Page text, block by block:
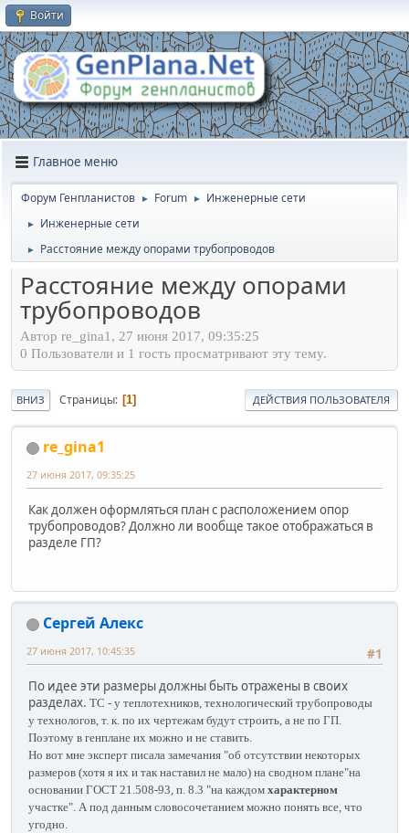
Войти
Главное меню
Форум Генпланистов ► Forum ► Инженерные сети
► Инженерные сети
► Расстояние между опорами трубопроводов
Расстояние между опорами
трубопроводов
Автор re_gina1, 27 июня 2017, 09:35:25
0 Пользователи и 1 гость просматривают эту тему.
ВНИЗ Страницы 1 ДЕЙСТВИЯ ПОЛЬЗОВАТЕЛЯ
re_gina1
27 июня 2017, 09:35:25
Как должен оформляться план с расположением опор
трубопроводов? Должно ли вообще такое отображаться в
разделе ГП?
Сергей Алекс
#1
27 июня 2017, 10:45:35
По идее эти размеры должны быть отражены в своих
разделах. ТС - у теплотехников, технологический трубопроводы
у технологов, т. к. по их чертежам будут строить, а не по ГП.
Поэтому в генплане их можно и не ставить.
Но вот мне эксперт писала замечания "об отсутствии некоторых
размеров (хотя я их и так наставил не мало) на сводном плане"на
основании ГОСТ 21.508-93, п. 8.3 "на каждом характерном
участке". А под данным словосочетанием можно понять все, что
угодно.